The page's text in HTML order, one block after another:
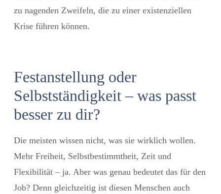
zu nagenden Zweifeln, die zu einer existenziellen
Krise führen können.
Festanstellung oder
Selbstständigkeit – was passt
besser zu dir?
Die meisten wissen nicht, was sie wirklich wollen.
Mehr Freiheit, Selbstbestimmtheit, Zeit und
Flexibilität – ja. Aber was genau bedeutet das für den
Job? Denn gleichzeitig ist diesen Menschen auch